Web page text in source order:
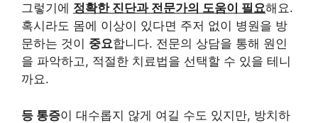
그렇기에 정확한 진단과 전문가의 도움이 필요해요.
혹시라도 몸에 이상이 있다면 주저 없이 병원을 방
문하는 것이 중요합니다. 전문의 상담을 통해 원인
을 파악하고, 적절한 치료법을 선택할 수 있을 테니
까요.
등 통증이 대수롭지 않게 여길 수도 있지만, 방치하